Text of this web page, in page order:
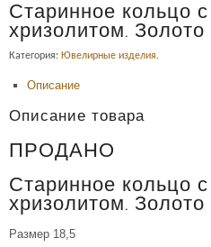
Старинное кольцо
хризолитом. Золото
Категория: Ювелирные изделия.
Описание
Описание товара
ПРОДАНО
Старинное кольцо
хризолитом. Золото
Размер 18,5